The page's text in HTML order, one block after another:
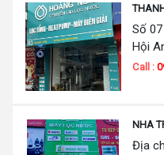
Số
Hội
Call :
NHA
Địa